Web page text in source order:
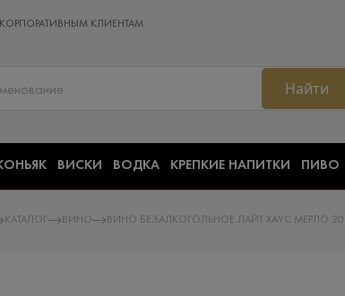
КОРПОРАТИВНЫМ КЛИЕНТАМ
Найти
ВИСКИ ВОДКА КРЕПКИЕ НАПИТКИ ПИВО
КАТАЛОГ ВИНО ВИНО БЕЗАЛКОГОЛЬНОЕ ЛАЙТ ХАУС МЕРЛО